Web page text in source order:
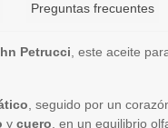
Preguntas frecuentes
Petrucci , este aceite
, seguido por un
y cuero , en un equilibrio